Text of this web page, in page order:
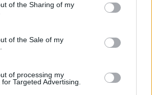
of the Sharing of my
of the Sale of my
of processing my
Targeted Advertising.
δεξιάς κοιλιακής χώρας.
patrisnews.gr, άμεσα
για να παραλάβει τον
Πύργου.